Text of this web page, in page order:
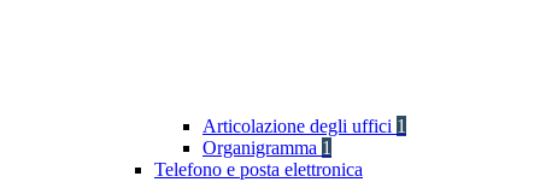
Articolazione degli uffici 1
Organigramma 1
Telefono e posta elettronica